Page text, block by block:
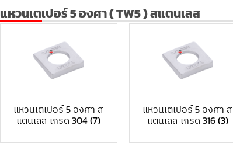
แหวนเตเปอร์ 5 องศา ( TW5 ) สแตนเลส
แหวนเตเปอร์ 5 องศา ส
แตนเลส เกรด 304(7)
แหวนเตเปอร์ 5 องศา ส
แตนเลส เกรด 316(3)